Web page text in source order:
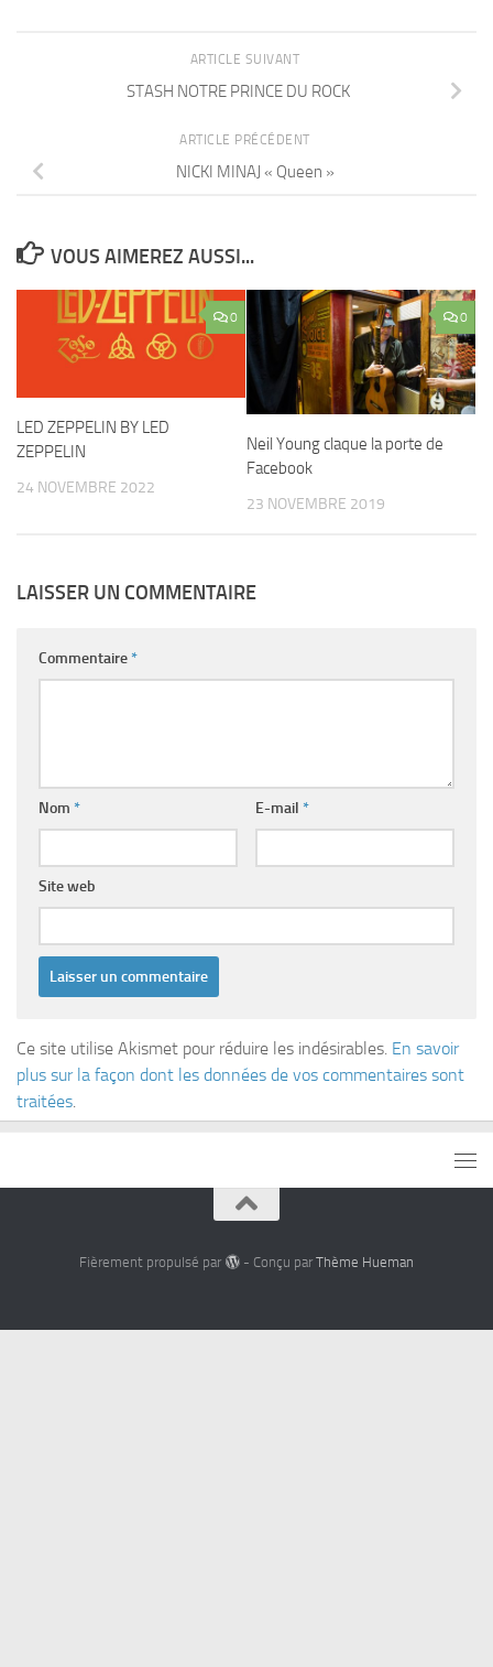
ARTICLE SUIVANT
STASH NOTRE PRINCE DU ROCK
ARTICLE PRÉCÉDENT
NICKI MINAJ « Queen »
VOUS AIMEREZ AUSSI...
0
LED ZEPPELIN BY LED
ZEPPELIN
24 NOVEMBRE 2022
0
Neil Young claque la porte de
Facebook
23 NOVEMBRE 2019
LAISSER UN COMMENTAIRE
Commentaire*
Nom * E-mail *
Site web
Ce site utilise Akismet pour réduire les indésirables. En savoir
plus sur la façon dont les données de vos commentaires sont
traitées.
Fièrement propulsé par - Conçu par Thème Hueman